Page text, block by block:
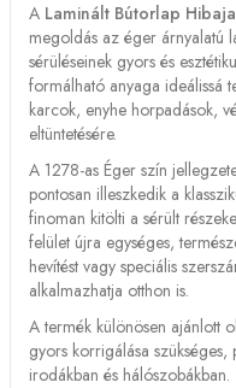
A Laminált Bútorlap
megoldás az éger árnyalatú
sérüléseinek gyors és
formálható anyaga ideálissá
karcok, enyhe horpadások,
eltüntetésére.
A 1278-as Éger szín
pontosan illeszkedik a
finoman kitölti a sérült
felület újra egységes,
hevítést vagy speciális
alkalmazhatja otthon is.
A termék különösen ajánlott
gyors korrigálása
irodákban és hálószobákban.